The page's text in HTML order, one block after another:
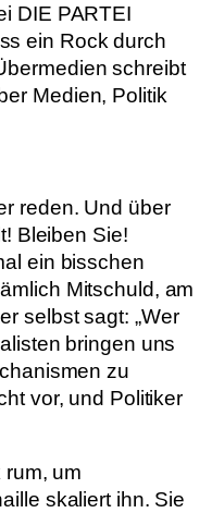
DIE PARTEI
ein Rock durch
schreibt
Medien, Politik
reden. Und über
Bleiben Sie!
ein bisschen
Mitschuld, am
selbst sagt: „Wer
bringen uns
zu
vor, und Politiker
rum, um
skaliert ihn. Sie